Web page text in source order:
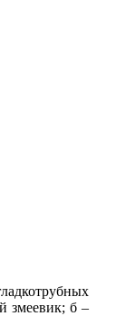
змеевик; б –